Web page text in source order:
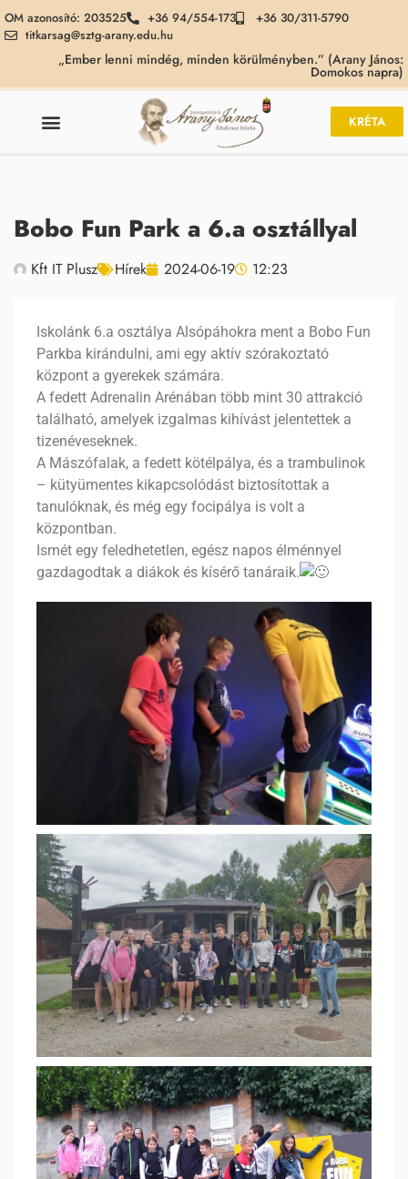
OM azonosító: 203525 +36 94/554-173
+36 30/311-5790
titkarsag@sztg-arany.edu.hu
„Ember lenni mindég, minden körülményben.” (Arany János:
Domokos napra)
KRÉTA
Bobo Fun Park a 6.a osztállyal
Kft IT Plusz Hírek 2024-06-19 12:23
Iskolánk 6.a osztálya Alsópáhokra ment a Bobo Fun
Parkba kirándulni, ami egy aktív szórakoztató
központ a gyerekek számára.
A fedett Adrenalin Arénában több mint 30 attrakció
található, amelyek izgalmas kihívást jelentettek a
tizenéveseknek.
A Mászófalak, a fedett kötélpálya, és a trambulinok
– kütyümentes kikapcsolódást biztosítottak a
tanulóknak, és még egy focipálya is volt a
központban.
Ismét egy feledhetetlen, egész napos élménnyel
gazdagodtak a diákok és kísérő tanáraik.